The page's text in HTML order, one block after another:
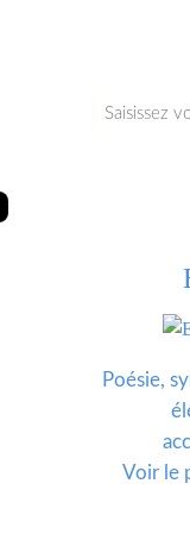
Poésie,
Voir le